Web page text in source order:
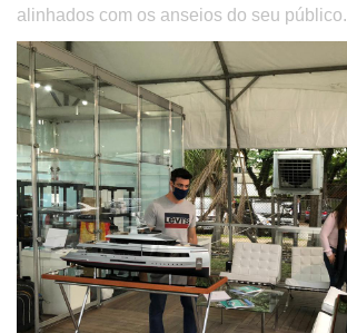
alinhados com os anseios do seu público.